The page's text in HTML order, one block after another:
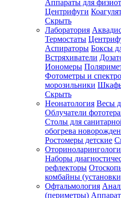
Аппараты для
Центрифуги
Скрыть
Лаборатория
Термостаты
Аспираторы Боксы
Встряхиватели
Иономеры
Фотометры и
морозильники
Скрыть
Неонатология Весы
Облучатели
Столы для
обогрева
Ростомеры детские
Наборы
рефлекторы
комбайны
Офтальмология
(периметры)